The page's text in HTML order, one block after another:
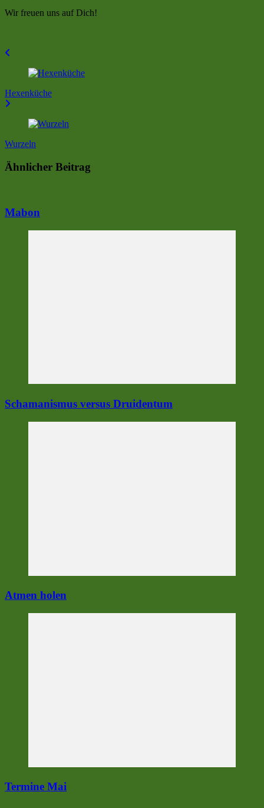
Wir freuen uns auf Dich!
Beitragsnavigation
Hexenküche
Wurzeln
Ähnlicher Beitrag
Mabon
Schamanismus versus Druidentum
Atmen holen
Termine Mai